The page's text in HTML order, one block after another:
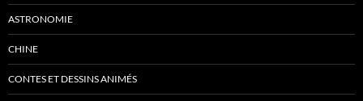
ASTRONOMIE
CHINE
CONTES ET DESSINS ANIMÉS